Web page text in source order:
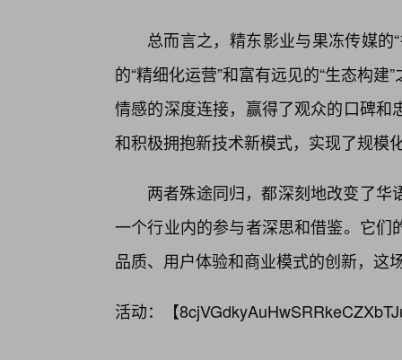
总而言之，精东影业与果冻传媒的
的“精细化运营”和富有远见的“生态构
情感的深度连接，赢得了观众的口碑
和积极拥抱新技术新模式，实现了规模
两者殊途同归，都深刻地改变了
一个行业内的参与者深思和借鉴。它
品质、用户体验和商业模式的创新，这
活动：【